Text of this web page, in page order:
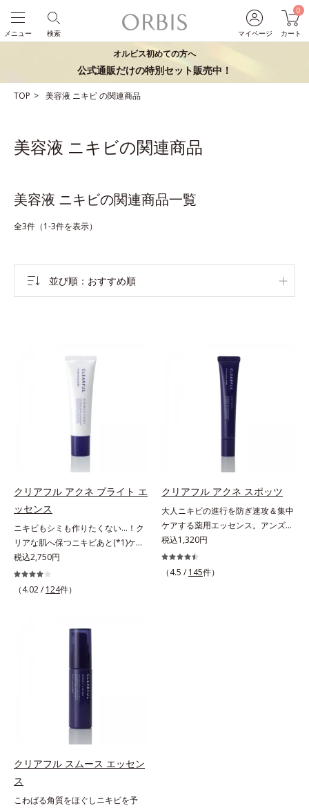
マイページ
0
カート
検索
メニュー
オルビス初めての方へ
公式通販だけの特別セット販売中！
TOP 美容液 ニキビの関連商品
美容液 ニキビの関連商品
美容液 ニキビの関連商品一覧
全3件（1-3件を表示）
並び順 おすすめ順
クリアフル アクネ ブライト エ
ッセンス
ニキビもシミも作りたくない…！ク
リアな肌へ保つニキビあと(*1)ケア
(*2)美容液。クリアな肌へ保つ、ニ
キビあと(*1)ケア(*2)美容液です。
ニキビあとをケアしてシミを予防す
(*3)でシミとソバカスを防ぎ、和漢
植物由来成分とコラーゲンでニキ
ビ・肌荒れ予防と保湿にアプローチ
します。こっくりテクスチャーが肌
の上でほぐれてするっとなじみ、ベ
タつかず、みずみずしさとなめらか
す。気になるスポットにご使用くだ
さい。*1 ニキビあととは、色素沈
着のある肌ではなく、ニキビが治っ
とです。*2 日焼けによるメラニン
の生成を抑え、シミ・ソバカスを防
税込2,750円
（4.02 / 124件）
クリアフル アクネ スポッツ
大人ニキビの進行を防ぎ速攻＆集中
ケアする薬用エッセンス。アンズ果
汁が角層をやわらかくほぐして、毛
穴づまりを防ぎ、薬用成分を素早く
浸透させます。さらにイオウ、グリ
税込1,320円
（4.5 / 145件）
クリアフル スムース エッセン
ス
こわばる角質をほぐしニキビを予